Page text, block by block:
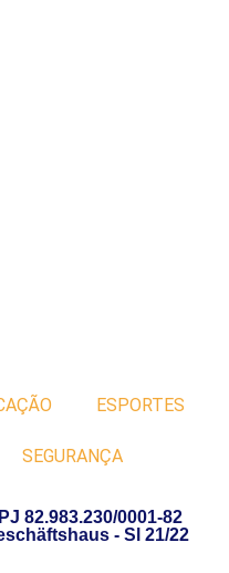
ESPORTES
SEGURANÇA
82.983.230/0001-82
- Sl 21/22